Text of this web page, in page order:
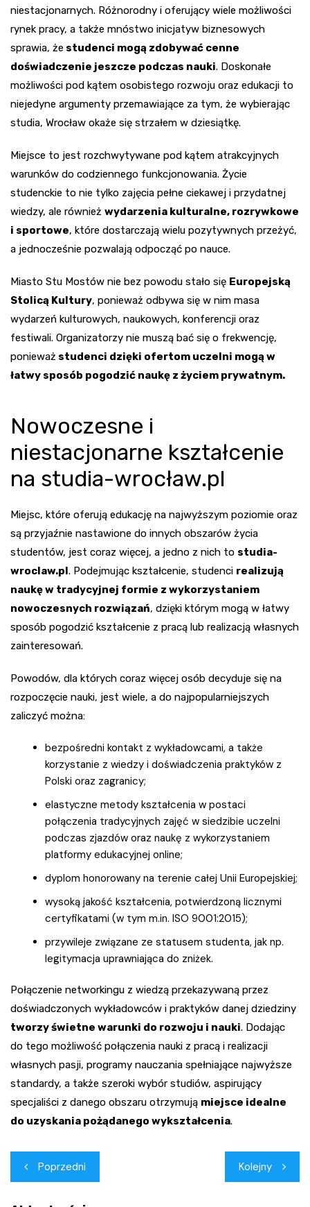
niestacjonarnych. Różnorodny i oferujący wiele możliwości
rynek pracy, a także mnóstwo inicjatyw biznesowych
sprawia, że studenci mogą zdobywać cenne
doświadczenie jeszcze podczas nauki. Doskonałe
możliwości pod kątem osobistego rozwoju oraz edukacji to
niejedyne argumenty przemawiające za tym, że wybierając
studia, Wrocław okaże się strzałem w dziesiątkę.
Miejsce to jest rozchwytywane pod kątem atrakcyjnych
warunków do codziennego funkcjonowania. Życie
studenckie to nie tylko zajęcia pełne ciekawej i przydatnej
wiedzy, ale również wydarzenia kulturalne, rozrywkowe
i sportowe, które dostarczają wielu pozytywnych przeżyć,
a jednocześnie pozwalają odpocząć po nauce.
Miasto Stu Mostów nie bez powodu stało się Europejską
Stolicą Kultury, ponieważ odbywa się w nim masa
wydarzeń kulturowych, naukowych, konferencji oraz
festiwali. Organizatorzy nie muszą bać się o frekwencję,
ponieważ studenci dzięki ofertom uczelni mogą w
łatwy sposób pogodzić naukę z życiem prywatnym.
Nowoczesne i
niestacjonarne kształcenie
na studia-wrocław.pl
Miejsc, które oferują edukację na najwyższym poziomie oraz
są przyjaźnie nastawione do innych obszarów życia
studentów, jest coraz więcej, a jedno z nich to studia-
wroclaw.pl. Podejmując kształcenie, studenci realizują
naukę w tradycyjnej formie z wykorzystaniem
nowoczesnych rozwiązań, dzięki którym mogą w łatwy
sposób pogodzić kształcenie z pracą lub realizacją własnych
zainteresowań.
Powodów, dla których coraz więcej osób decyduje się na
rozpoczęcie nauki, jest wiele, a do najpopularniejszych
zaliczyć można:
bezpośredni kontakt z wykładowcami, a także
korzystanie z wiedzy i doświadczenia praktyków z
Polski oraz zagranicy;
elastyczne metody kształcenia w postaci
połączenia tradycyjnych zajęć w siedzibie uczelni
podczas zjazdów oraz naukę z wykorzystaniem
platformy edukacyjnej online;
dyplom honorowany na terenie całej Unii Europejskiej;
wysoką jakość kształcenia, potwierdzoną licznymi
certyfikatami (w tym m.in. ISO 9001:2015);
przywileje związane ze statusem studenta, jak np.
legitymacja uprawniająca do zniżek.
Połączenie networkingu z wiedzą przekazywaną przez
doświadczonych wykładowców i praktyków danej dziedziny
tworzy świetne warunki do rozwoju i nauki. Dodając
do tego możliwość połączenia nauki z pracą i realizacji
własnych pasji, programy nauczania spełniające najwyższe
standardy, a także szeroki wybór studiów, aspirujący
specjaliści z danego obszaru otrzymują miejsce idealne
do uzyskania pożądanego wykształcenia.
Nawigacja
wpisu
Poprzedni Kolejny